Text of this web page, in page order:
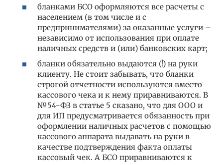
бланками БСО оформляются все расчеты с
населением (в том числе и с
предпринимателями) за оказанные услуги –
независимо от использования при оплате
наличных средств и (или) банковских карт;
бланки обязательно выдаются (!) на руки
клиенту. Не стоит забывать, что бланки
строгой отчетности используются вместо
кассового чека и к нему приравниваются. В
№54-ФЗ в статье 5 сказано, что для ООО и
для ИП предусматривается обязанность при
оформлении наличных расчетов с помощью
кассового аппарата выдавать на руки в
качестве подтверждения факта оплаты
кассовый чек. А БСО приравниваются к